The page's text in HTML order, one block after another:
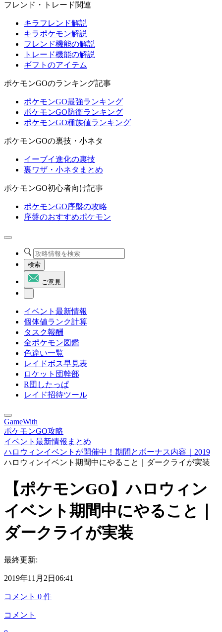
フレンド・トレード関連
キラフレンド解説
キラポケモン解説
フレンド機能の解説
トレード機能の解説
ギフトのアイテム
ポケモンGOのランキング記事
ポケモンGO最強ランキング
ポケモンGO防衛ランキング
ポケモンGO種族値ランキング
ポケモンGOの裏技・小ネタ
イーブイ進化の裏技
裏ワザ・小ネタまとめ
ポケモンGO初心者向け記事
ポケモンGO序盤の攻略
序盤のおすすめポケモン
検索
ご意見
イベント最新情報
個体値ランク計算
タスク報酬
全ポケモン図鑑
色違い一覧
レイドボス早見表
ロケット団幹部
R団したっぱ
レイド招待ツール
GameWith
ポケモンGO攻略
イベント最新情報まとめ
ハロウィンイベントが開催中！期間とボーナス内容｜2019
ハロウィンイベント期間中にやること｜ダークライが実装
【ポケモンGO】ハロウィン
イベント期間中にやること｜
ダークライが実装
最終更新:
2019年11月2日06:41
コメント 0 件
コメント